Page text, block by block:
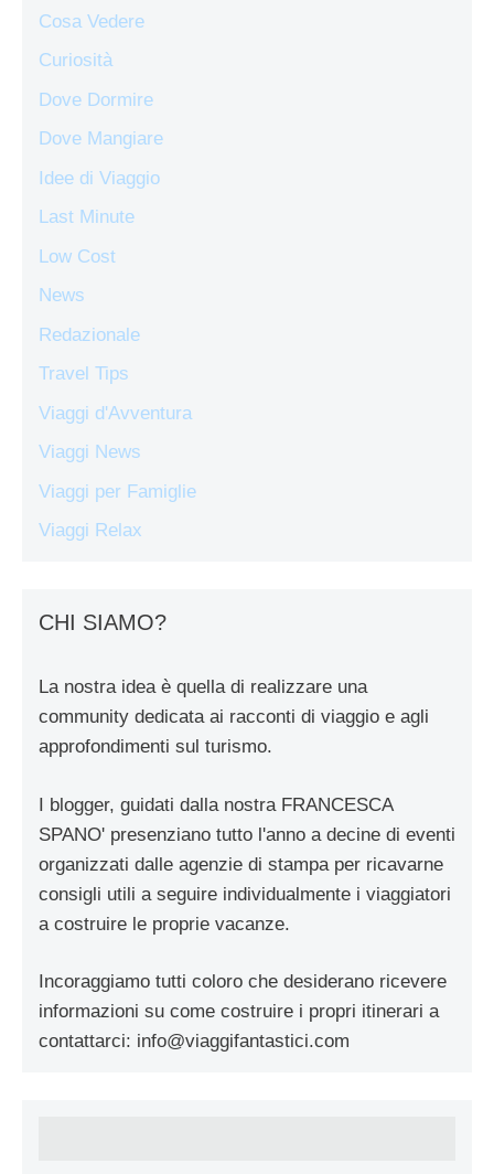
Cosa Vedere
Curiosità
Dove Dormire
Dove Mangiare
Idee di Viaggio
Last Minute
Low Cost
News
Redazionale
Travel Tips
Viaggi d'Avventura
Viaggi News
Viaggi per Famiglie
Viaggi Relax
CHI SIAMO?
La nostra idea è quella di realizzare una
community dedicata ai racconti di viaggio e agli
approfondimenti sul turismo.
I blogger, guidati dalla nostra FRANCESCA
SPANO' presenziano tutto l'anno a decine di eventi
organizzati dalle agenzie di stampa per ricavarne
consigli utili a seguire individualmente i viaggiatori
a costruire le proprie vacanze.
Incoraggiamo tutti coloro che desiderano ricevere
informazioni su come costruire i propri itinerari a
contattarci: info@viaggifantastici.com